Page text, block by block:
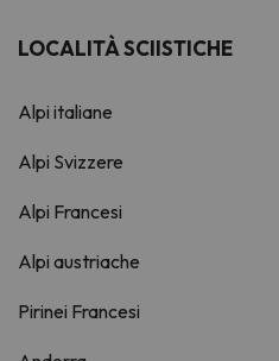
LOCALITÀ SCIISTICHE
Alpi italiane
Alpi Svizzere
Alpi Francesi
Alpi austriache
Pirinei Francesi